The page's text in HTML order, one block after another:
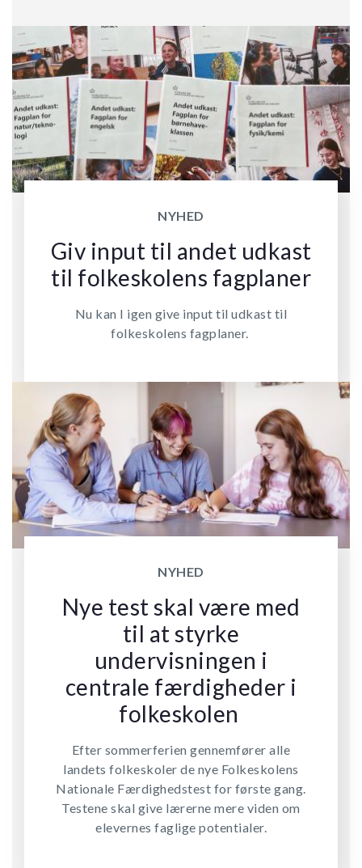
NYHED
Giv input til andet udkast
til folkeskolens fagplaner
Nu kan I igen give input til udkast til
folkeskolens fagplaner.
NYHED
Nye test skal være med
til at styrke
undervisningen i
centrale færdigheder i
folkeskolen
Efter sommerferien gennemfører alle
landets folkeskoler de nye Folkeskolens
Nationale Færdighedstest for første gang.
Testene skal give lærerne mere viden om
elevernes faglige potentialer.